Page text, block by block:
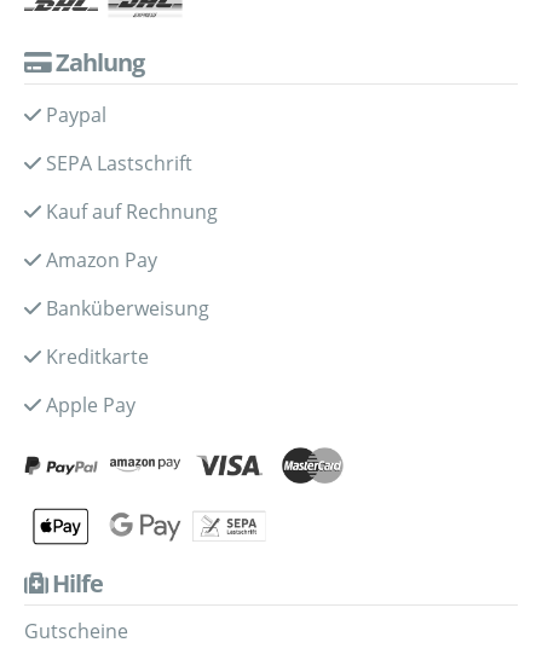
Zahlung
Paypal
SEPA Lastschrift
Kauf auf Rechnung
Amazon Pay
Banküberweisung
Kreditkarte
Apple Pay
Hilfe
Gutscheine